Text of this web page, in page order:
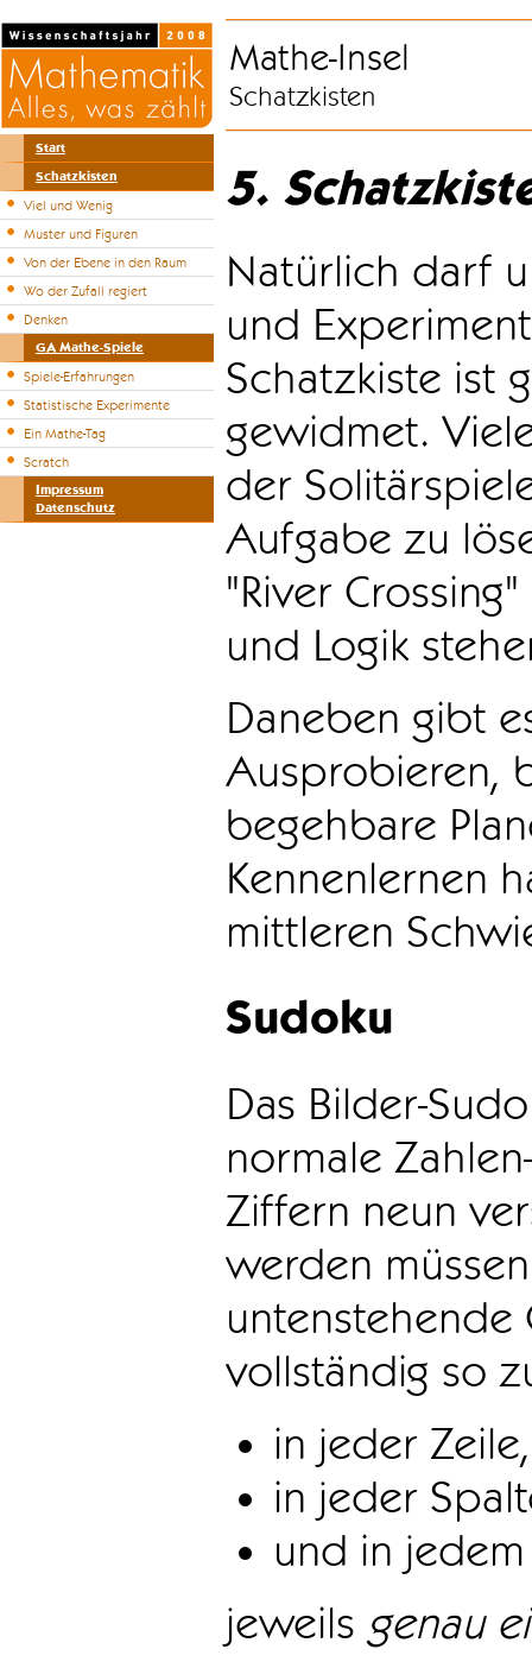
Start
Schatzkisten
Viel und Wenig
Muster und Figuren
Von der Ebene in den Raum
Wo der Zufall regiert
Denken
GA Mathe-Spiele
Spiele-Erfahrungen
Statistische Experimente
Ein Mathe-Tag
Scratch
Impressum
Datenschutz
Mathe-Insel
Schatzkisten
5.
Natürlich darf
und
Schatzkiste ist
gewidmet.
der
Aufgabe zu
"River
und Logik
Daneben gibt
Ausprobieren,
begehbare
Kennenlernen
mittleren
Sudoku
Das Bilder-
normale
Ziffern neun
werden
vollständig so
in jeder Zeile,
in jeder
und in
jeweils genau